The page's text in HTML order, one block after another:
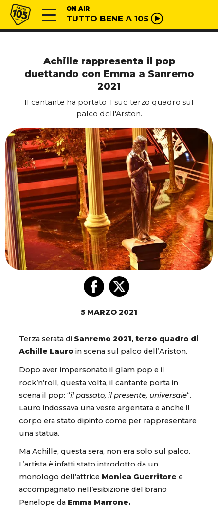
Vai al contenuto
Radio 105 ON AIR
TUTTO BENE A 105
Achille rappresenta il pop
duettando con Emma a Sanremo
2021
Il cantante ha portato il suo terzo quadro sul
palco dell'Arston.
5 MARZO 2021
Terza serata di Sanremo 2021, terzo quadro di
Achille Lauro in scena sul palco dell’Ariston.
Dopo aver impersonato il glam pop e il
rock’n’roll, questa volta, il cantante porta in
scena il pop: “il passato, il presente, universale“.
Lauro indossava una veste argentata e anche il
corpo era stato dipinto come per rappresentare
una statua.
Ma Achille, questa sera, non era solo sul palco.
L’artista è infatti stato introdotto da un
monologo dell’attrice Monica Guerritore e
accompagnato nell’esibizione del brano
Penelope da Emma Marrone.